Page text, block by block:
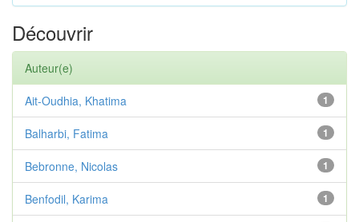
Découvrir
Auteur(e)
1
Ait-Oudhia, Khatima
1
Balharbi, Fatima
1
Bebronne, Nicolas
1
Benfodil, Karima